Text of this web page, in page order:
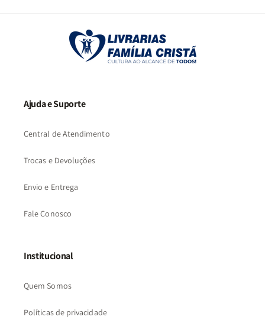
Ajuda e Suporte
Central de Atendimento
Trocas e Devoluções
Envio e Entrega
Fale Conosco
Institucional
Quem Somos
Políticas de privacidade